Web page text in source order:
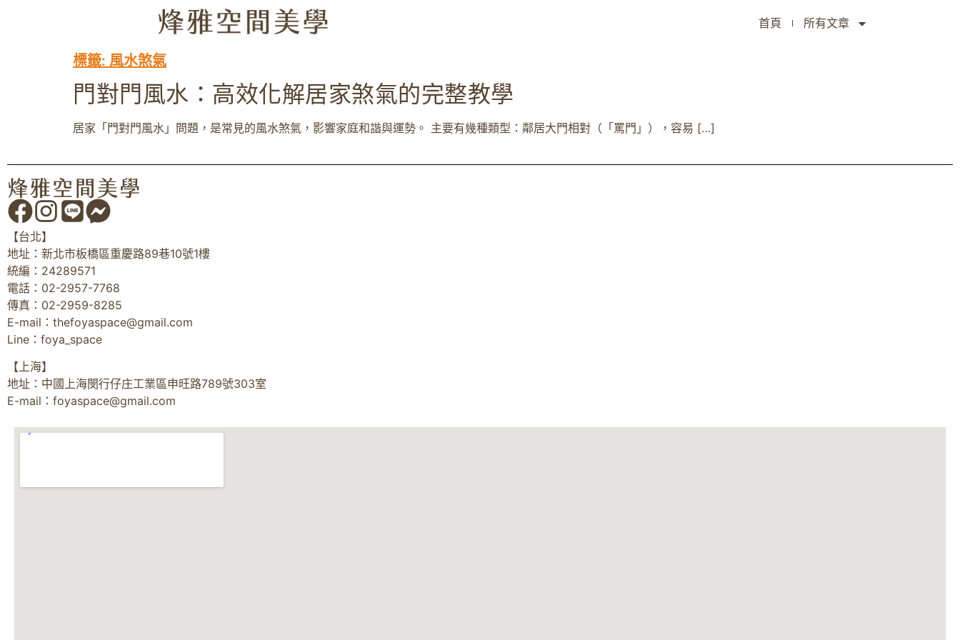
首頁 所有文章
標籤: 風水煞氣
門對門風水：高效化解居家煞氣的完整教學
居家「門對門風水」問題，是常見的風水煞氣，影響家庭和諧與運勢。 主要有幾種類型：鄰居大門相對（「罵門」），容易 […]
【台北】
地址：新北市板橋區重慶路89巷10號1樓
統編：24289571
電話：02-2957-7768
傳真：02-2959-8285
E-mail： thefoyaspace@gmail.com
Line：foya_space
【上海】
地址：中國上海閔行仔庄工業區申旺路789號303室
E-mail： foyaspace@gmail.com